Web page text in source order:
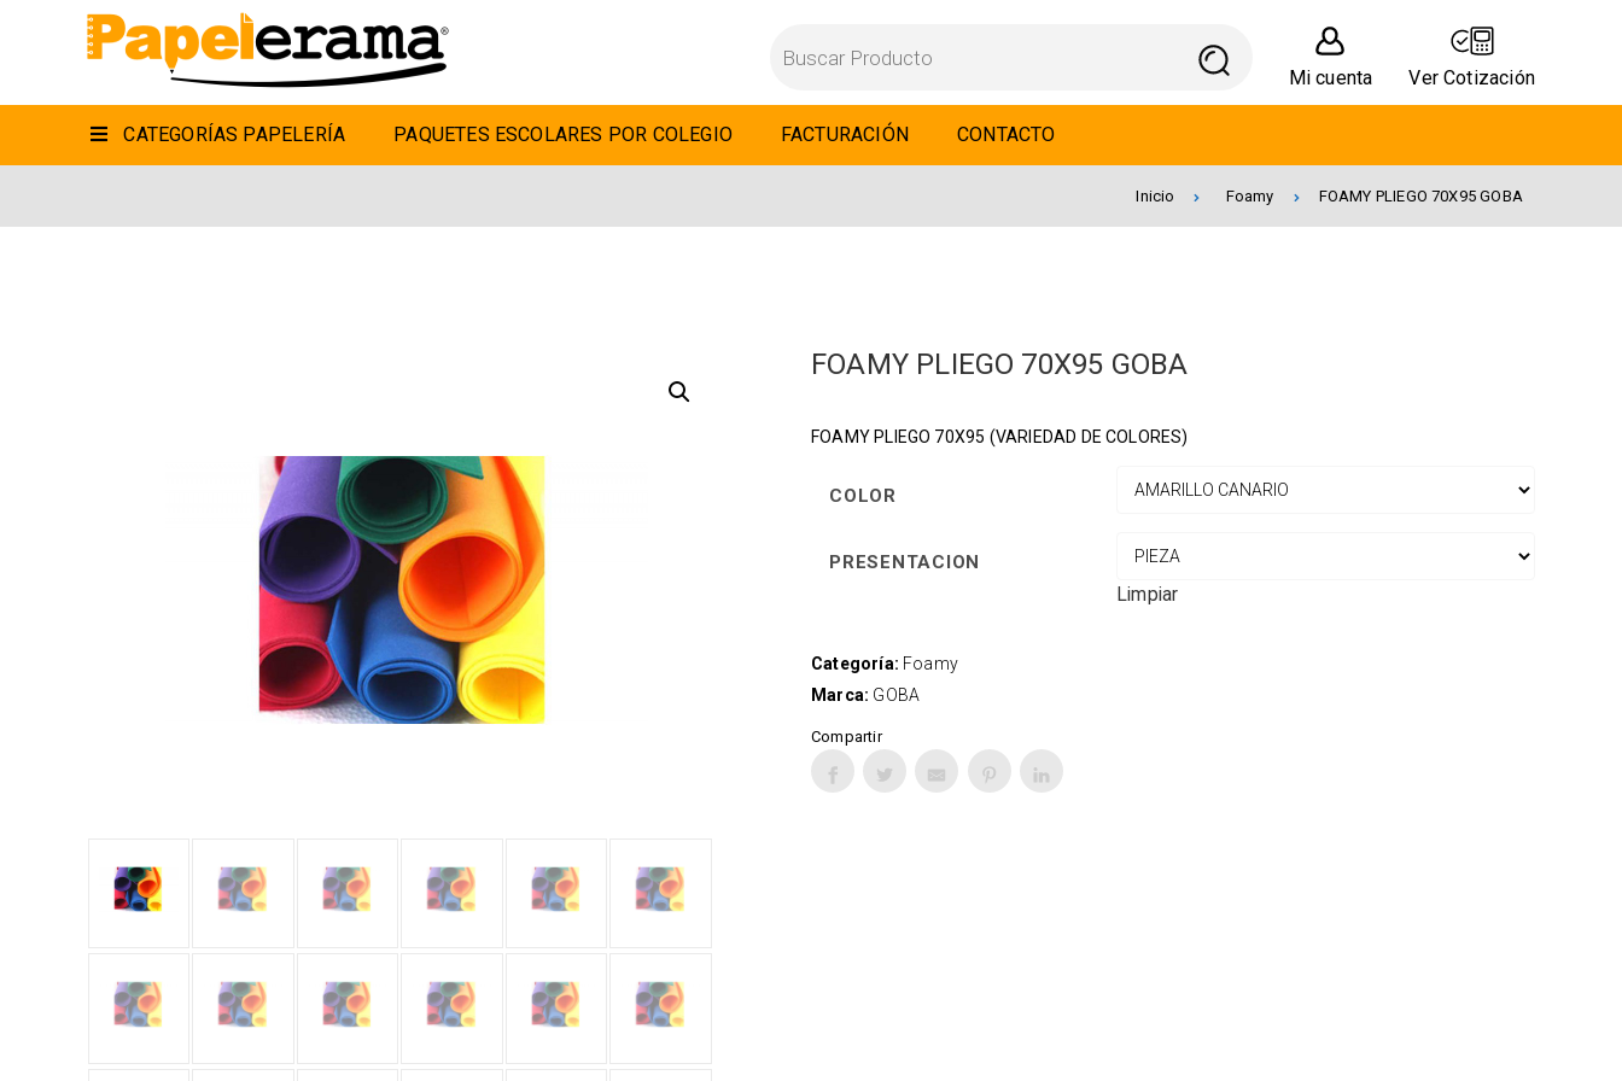
Mi cuenta Ver Cotización
CATEGORÍAS PAPELERÍA PAQUETES ESCOLARES POR COLEGIO FACTURACIÓN CONTACTO
Inicio Foamy FOAMY PLIEGO 70X95 GOBA
FOAMY PLIEGO 70X95 GOBA
FOAMY PLIEGO 70X95 (VARIEDAD DE COLORES)
COLOR
PRESENTACION
Limpiar
Categoría: Foamy
Marca: GOBA
Compartir